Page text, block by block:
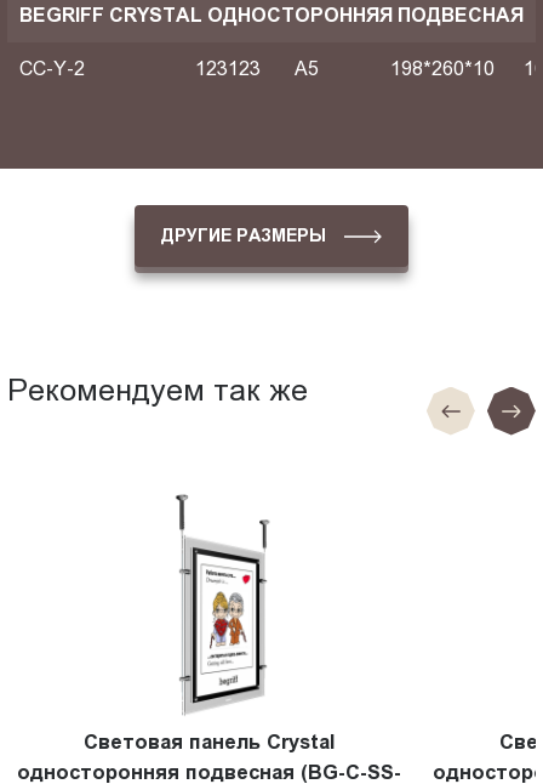
BEGRIFF CRYSTAL ОДНОСТОРОННЯЯ ПОДВЕСНАЯ
CC-Y-2 123123 A5 198*260*10
ДРУГИЕ РАЗМЕРЫ
Рекомендуем так же
Световая панель Crystal
односторонняя подвесная (BG-C-SS-